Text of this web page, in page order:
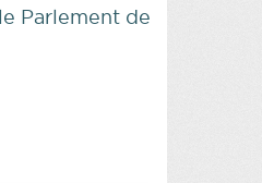
Parlement de